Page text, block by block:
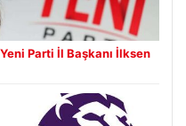
Parti İl Başkanı İlksen